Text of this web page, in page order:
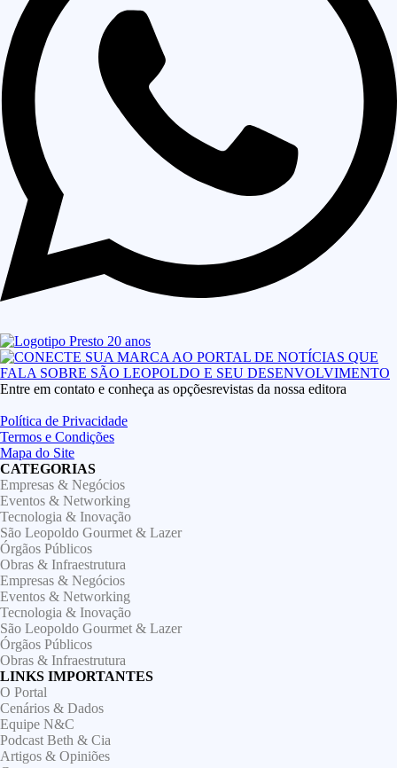
Entre em contato e conheça as opçõesrevistas da nossa editora
Política de Privacidade
Termos e Condições
Mapa do Site
CATEGORIAS
Empresas & Negócios
Eventos & Networking
Tecnologia & Inovação
São Leopoldo Gourmet & Lazer
Órgãos Públicos
Obras & Infraestrutura
Empresas & Negócios
Eventos & Networking
Tecnologia & Inovação
São Leopoldo Gourmet & Lazer
Órgãos Públicos
Obras & Infraestrutura
LINKS IMPORTANTES
O Portal
Cenários & Dados
Equipe N&C
Podcast Beth & Cia
Artigos & Opiniões